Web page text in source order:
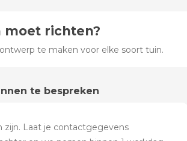
moet richten?
te maken voor elke soort tuin.
te bespreken